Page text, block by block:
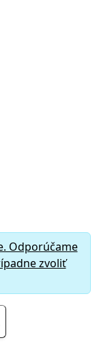
Odporúčame
zvoliť